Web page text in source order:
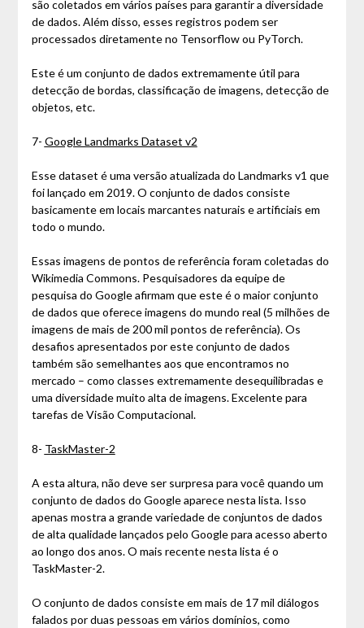
são coletados em vários países para garantir a diversidade
de dados. Além disso, esses registros podem ser
processados diretamente no Tensorflow ou PyTorch.
Este é um conjunto de dados extremamente útil para
detecção de bordas, classificação de imagens, detecção de
objetos, etc.
7- Google Landmarks Dataset v2
Esse dataset é uma versão atualizada do Landmarks v1 que
foi lançado em 2019. O conjunto de dados consiste
basicamente em locais marcantes naturais e artificiais em
todo o mundo.
Essas imagens de pontos de referência foram coletadas do
Wikimedia Commons. Pesquisadores da equipe de
pesquisa do Google afirmam que este é o maior conjunto
de dados que oferece imagens do mundo real (5 milhões de
imagens de mais de 200 mil pontos de referência). Os
desafios apresentados por este conjunto de dados
também são semelhantes aos que encontramos no
mercado – como classes extremamente desequilibradas e
uma diversidade muito alta de imagens. Excelente para
tarefas de Visão Computacional.
8- TaskMaster-2
A esta altura, não deve ser surpresa para você quando um
conjunto de dados do Google aparece nesta lista. Isso
apenas mostra a grande variedade de conjuntos de dados
de alta qualidade lançados pelo Google para acesso aberto
ao longo dos anos. O mais recente nesta lista é o
TaskMaster-2.
O conjunto de dados consiste em mais de 17 mil diálogos
falados por duas pessoas em vários domínios, como